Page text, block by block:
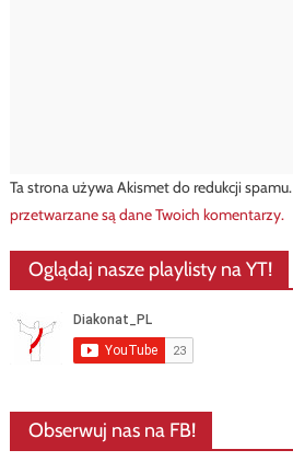
Ta strona używa Akismet do redukcji spamu.
przetwarzane są dane Twoich komentarzy.
Oglądaj nasze playlisty na YT!
Obserwuj nas na FB!